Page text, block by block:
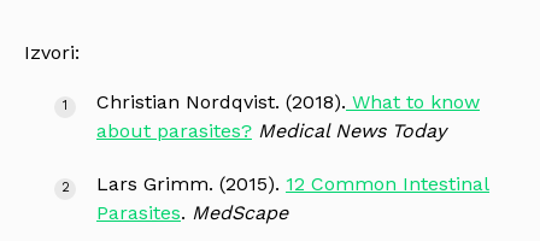
Izvori:
Christian Nordqvist. (2018). What to know
about parasites? Medical News Today
Lars Grimm. (2015). 12 Common Intestinal
Parasites. MedScape